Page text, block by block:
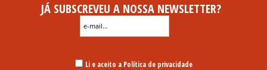
JÁ SUBSCREVEU A NOSSA NEWSLETTER?
Li e aceito a Política de privacidade